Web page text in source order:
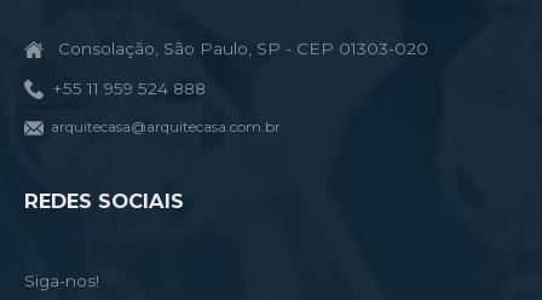
Consolação, São Paulo, SP - CEP 01303-020
+55 11 959 524 888
arquitecasa@arquitecasa.com.br
REDES SOCIAIS
Siga-nos!